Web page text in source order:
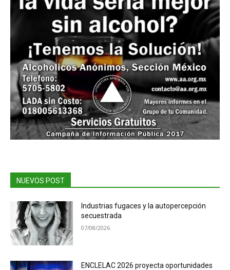
NUEVOS POST
Industrias fugaces y la autopercepción
secuestrada
07/08/2026
ENCLELAC 2026 proyecta oportunidades